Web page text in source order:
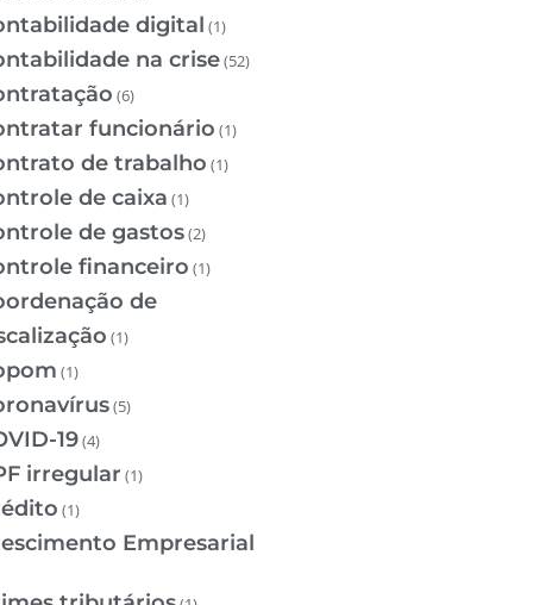
digital (1)
na crise(52)
(6)
funcionário (1)
de trabalho (1)
de caixa (1)
de gastos(2)
financeiro (1)
de
(1)
(1)
(5)
19(4)
irregular (1)
(1)
Empresarial